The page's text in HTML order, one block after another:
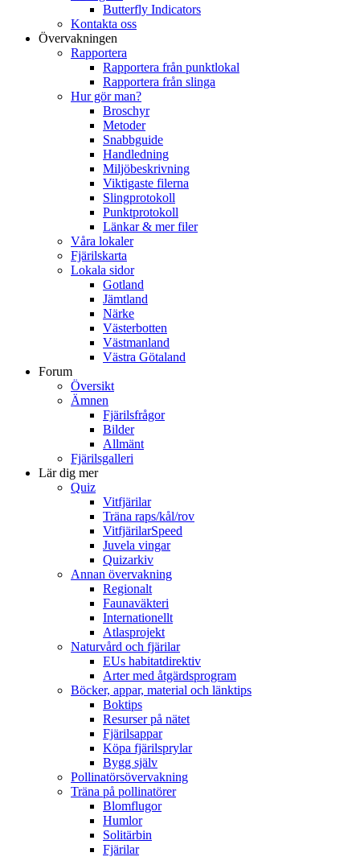
Butterfly Indicators
Kontakta oss
Övervakningen
Rapportera
Rapportera från punktlokal
Rapportera från slinga
Hur gör man?
Broschyr
Metoder
Snabbguide
Handledning
Miljöbeskrivning
Viktigaste filerna
Slingprotokoll
Punktprotokoll
Länkar & mer filer
Våra lokaler
Fjärilskarta
Lokala sidor
Gotland
Jämtland
Närke
Västerbotten
Västmanland
Västra Götaland
Forum
Översikt
Ämnen
Fjärilsfrågor
Bilder
Allmänt
Fjärilsgalleri
Lär dig mer
Quiz
Vitfjärilar
Träna raps/kål/rov
VitfjärilarSpeed
Juvela vingar
Quizarkiv
Annan övervakning
Regionalt
Faunaväkteri
Internationellt
Atlasprojekt
Naturvård och fjärilar
EUs habitatdirektiv
Arter med åtgärdsprogram
Böcker, appar, material och länktips
Boktips
Resurser på nätet
Fjärilsappar
Köpa fjärilsprylar
Bygg själv
Pollinatörsövervakning
Träna på pollinatörer
Blomflugor
Humlor
Solitärbin
Fjärilar